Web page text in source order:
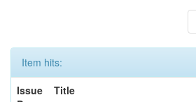
Item hits:
Issue
Title